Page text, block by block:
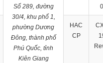
Số 289, đường
30/4, khu phố 1,
phường Dương
Đông, thành phố
Phú Quốc, tỉnh
Kiên Giang
HAC
CP